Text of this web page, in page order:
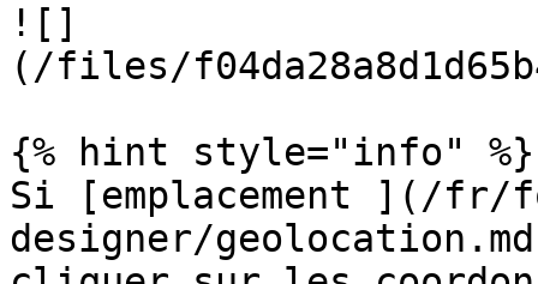
![]
(/files/
{% hint style="info" %}
Si [emplacement ](/fr/
designer/